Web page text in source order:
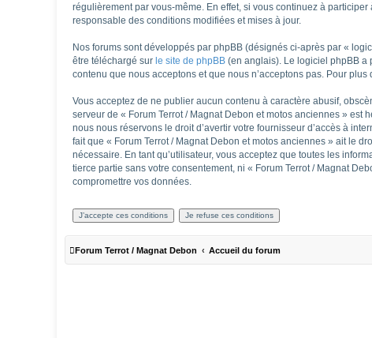
régulièrement par vous-même. En effet, si vous continuez à
responsable des conditions modifiées et mises à jour.
Nos forums sont développés par phpBB (désignés ci-après par «
être téléchargé sur le site de phpBB (en anglais). Le logiciel phpBB a
contenu que nous acceptons et que nous n’acceptons pas. Pour
Vous acceptez de ne publier aucun contenu à caractère abusif,
serveur de « Forum Terrot / Magnat Debon et motos anciennes »
nous nous réservons le droit d’avertir votre fournisseur d’accès à
fait que « Forum Terrot / Magnat Debon et motos anciennes » ait le
nécessaire. En tant qu’utilisateur, vous acceptez que toutes les
tierce partie sans votre consentement, ni « Forum Terrot / Magnat
compromettre vos données.
Forum Terrot / Magnat Debon Accueil du forum